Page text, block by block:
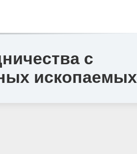
с
ископаемых